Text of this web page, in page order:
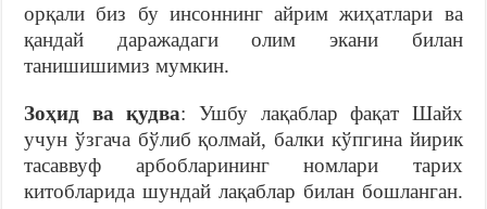
орқали биз бу инсоннинг айрим жиҳатлари ва
қандай даражадаги олим экани билан
танишишимиз мумкин.
Зоҳид ва қудва: Ушбу лақаблар фақат Шайх
учун ўзгача бўлиб қолмай, балки кўпгина йирик
тасаввуф арбобларининг номлари тарих
китобларида шундай лақаблар билан бошланган.